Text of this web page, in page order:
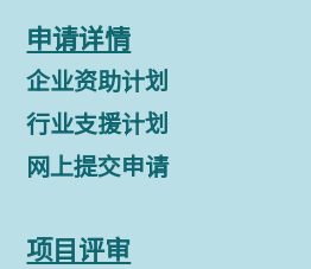
申请详情
企业资助计划
行业支援计划
网上提交申请
项目评审